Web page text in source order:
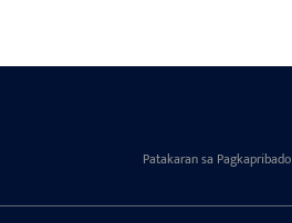
Patakaran sa Pagkapribado